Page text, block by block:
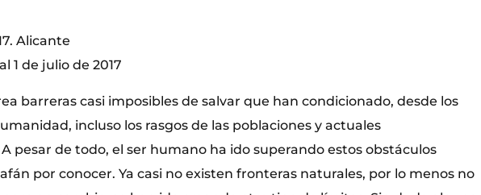
Alicante
1 de julio de 2017
barreras casi imposibles de salvar que han condicionado, desde los
incluso los rasgos de las poblaciones y actuales
pesar de todo, el ser humano ha ido superando estos obstáculos
por conocer. Ya casi no existen fronteras naturales, por lo menos no